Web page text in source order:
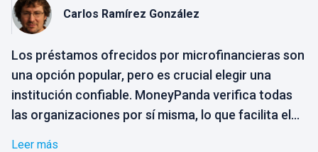
Los préstamos ofrecidos por microfinancieras son
una opción popular, pero es crucial elegir una
institución confiable. MoneyPanda verifica todas
las organizaciones por sí misma, lo que facilita el
Leer más
Carlos Ramírez González